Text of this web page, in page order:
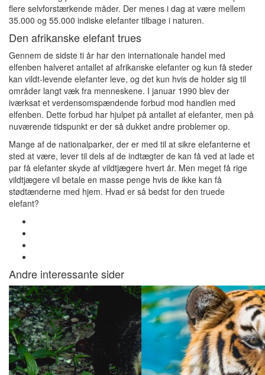
flere selvforstærkende måder. Der menes i dag at være mellem
35.000 og 55.000 indiske elefanter tilbage i naturen.
Den afrikanske elefant trues
Gennem de sidste ti år har den internationale handel med
elfenben halveret antallet af afrikanske elefanter og kun få steder
kan vildt-levende elefanter leve, og det kun hvis de holder sig til
områder langt væk fra menneskene. I januar 1990 blev der
iværksat et verdensomspændende forbud mod handlen med
elfenben. Dette forbud har hjulpet på antallet af elefanter, men på
nuværende tidspunkt er der så dukket andre problemer op.
Mange af de nationalparker, der er med til at sikre elefanterne et
sted at være, lever til dels af de indtægter de kan få ved at lade et
par få elefanter skyde af vildtjægere hvert år. Men meget få rige
vildtjægere vil betale en masse penge hvis de ikke kan få
stødtænderne med hjem. Hvad er så bedst for den truede
elefant?
Andre interessante sider